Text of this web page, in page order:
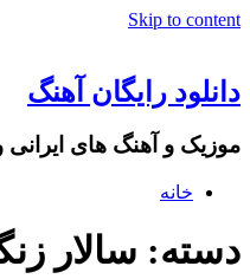
Skip to content
دانلود رایگان آهنگ
موزیک و آهنگ های
خانه
دسته: سالار